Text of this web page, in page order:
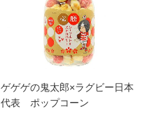
ゲゲゲの鬼太郎×ラグビー日本
代表 ポップコーン